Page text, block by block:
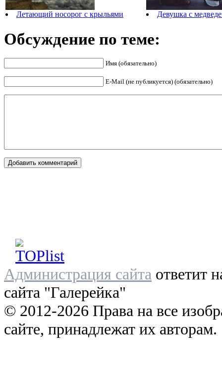
Летающий носорог с крыльями Девушка с
Обсуждение по теме:
Имя (обязательно)
E-Mail (не публикуется) (обязательно)
Администрация сайта ответит
сайта "Галерейка"
© 2012-2026 Права на все
сайте, принадлежат их авторам.